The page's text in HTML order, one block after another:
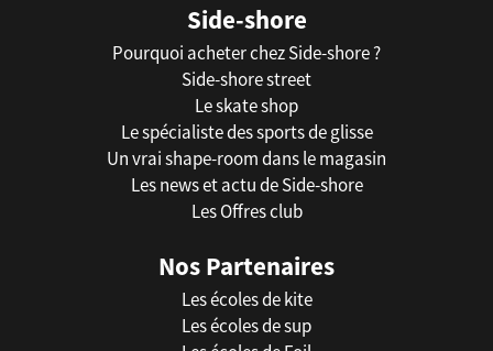
Side-shore
Pourquoi acheter chez Side-shore ?
Side-shore street
Le skate shop
Le spécialiste des sports de glisse
Un vrai shape-room dans le magasin
Les news et actu de Side-shore
Les Offres club
Nos Partenaires
Les écoles de kite
Les écoles de sup